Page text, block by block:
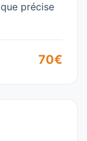
précise
70€